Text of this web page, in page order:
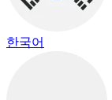
한국어